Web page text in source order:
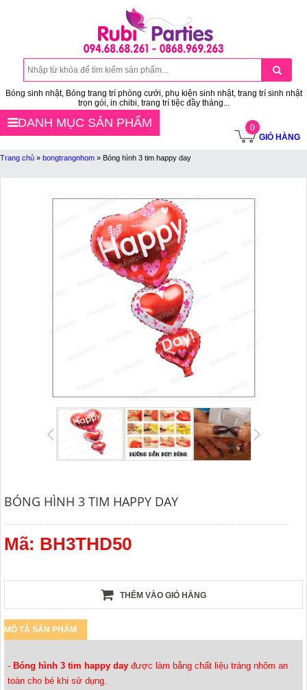
Bóng sinh nhật, Bóng trang trí phòng cưới, phụ kiện sinh nhật, trang trí sinh nhật
trọn gói, in chibi, trang trí tiệc đầy tháng...
0
GIỎ HÀNG
DANH MỤC SẢN PHẨM
Trang chủ » bongtrangnhom » Bóng hình 3 tim happy day
BÓNG HÌNH 3 TIM HAPPY DAY
Mã: BH3THD50
THÊM VÀO GIỎ HÀNG
MÔ TẢ SẢN PHẨM
- Bóng hình 3 tim happy day được làm bằng chất liệu tráng nhôm an
toàn cho bé khi sử dụng.